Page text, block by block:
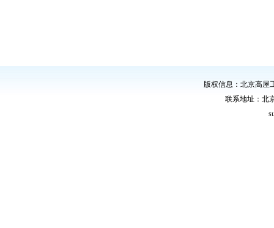
版权信息：北京高屋
联系地址：北